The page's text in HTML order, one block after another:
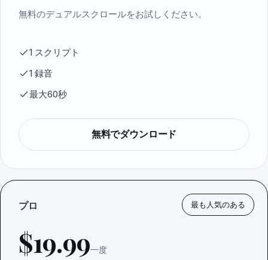
無料のデュアルスクロールをお試しください。
1 スクリプト
1 録音
最大60秒
無料でダウンロード
最も人気のある
プロ
$19.99一度